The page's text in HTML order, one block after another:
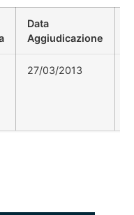
Data
Aggiudicazione
27/03/2013